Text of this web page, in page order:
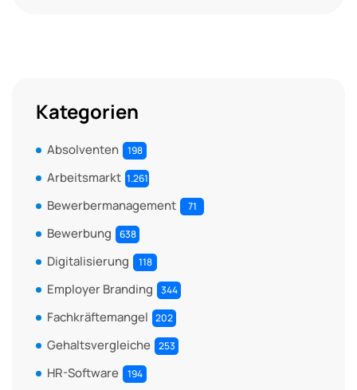
Kategorien
Absolventen 198
Arbeitsmarkt 1.261
Bewerbermanagement 71
Bewerbung 638
Digitalisierung 118
Employer Branding 344
Fachkräftemangel 202
Gehaltsvergleiche 253
HR-Software 194